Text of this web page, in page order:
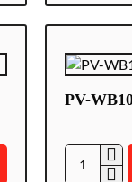
PV-
PV-